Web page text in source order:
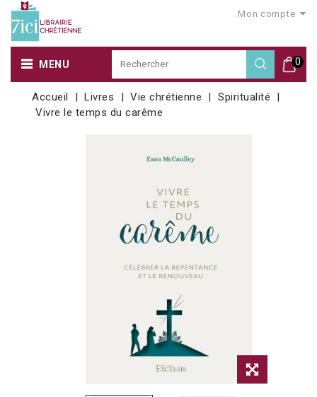
Mon compte
0
MENU
Accueil Livres Vie chrétienne
Spiritualité
Vivre le temps du carême